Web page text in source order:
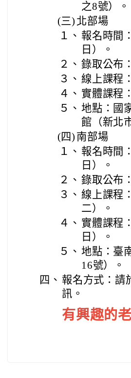
之8號）。
(三) 北部場
１、 報名時間
日）。
２、 錄取公布
３、 線上課程
４、 實體課程
５、 地點：國
館（新北
(四) 南部場
１、 報名時間
日）。
２、 錄取公布
３、 線上課程
二）。
４、 實體課程
日）。
５、 地點：臺
16號）。
四、 報名方式：請
訊。
有興趣的